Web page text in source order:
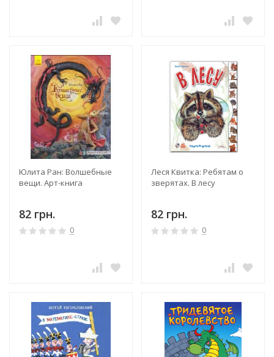
Юлита Ран: Волшебные
вещи. Арт-книга
82 грн.
0
Леся Квитка: Ребятам о
зверятах. В лесу
82 грн.
0